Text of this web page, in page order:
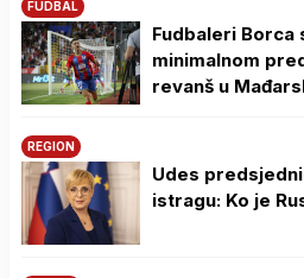
FUDBAL
Fudbaleri Borca
minimalnom
revanš u
REGION
Udes
istragu: Ko je